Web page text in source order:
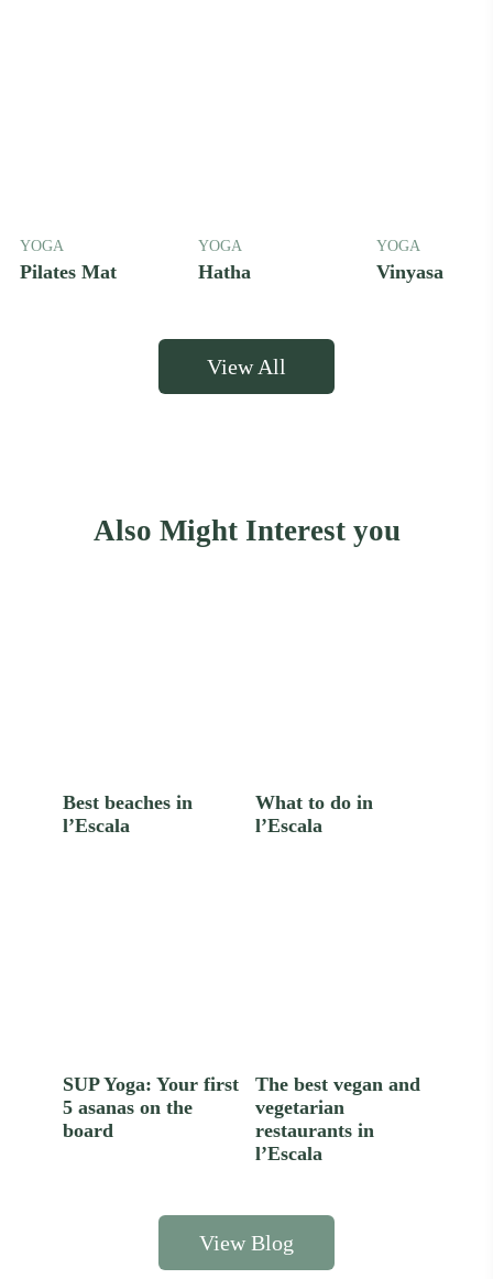
YOGA
Pilates Mat
YOGA
Hatha
YOGA
Vinyasa
View All
Also Might Interest you
Best beaches in
l’Escala
What to do in
l’Escala
SUP Yoga: Your first
5 asanas on the
board
The best vegan and
vegetarian
restaurants in
l’Escala
View Blog